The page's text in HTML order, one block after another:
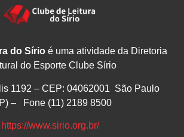
do Sírio é uma atividade da Diretoria
do Esporte Clube Sírio
1192 – CEP: 04062001 São Paulo
– Fone (11) 2189 8500
https://www.sirio.org.br/